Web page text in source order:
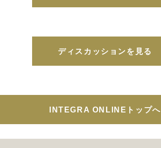
ディスカッションを見る
INTEGRA ONLINEトップへ